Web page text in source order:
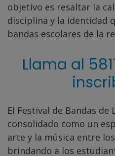
objetivo es resaltar la
disciplina y la identidad
bandas escolares de la
Llama al
El Festival de Bandas de
consolidado como un
arte y la música entre
brindando a los